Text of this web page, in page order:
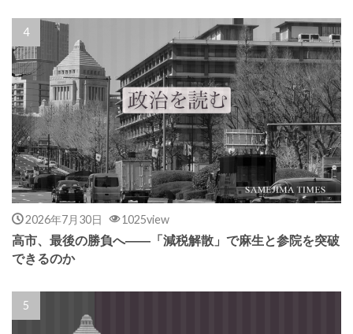
2026年7月30日 1025view
高市、最後の勝負へ――「減税解散」で麻生と参院を突破
できるのか